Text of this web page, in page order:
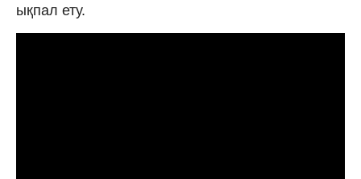
ықпал ету.